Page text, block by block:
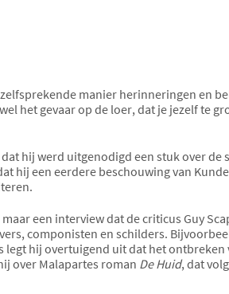
manier herinneringen en
het gevaar op de loer, dat je jezelf te
hij werd uitgenodigd een stuk over de
hij een eerdere beschouwing van
een interview dat de criticus Guy
componisten en schilders.
hij overtuigend uit dat het ontbreken
over Malapartes roman De Huid, dat